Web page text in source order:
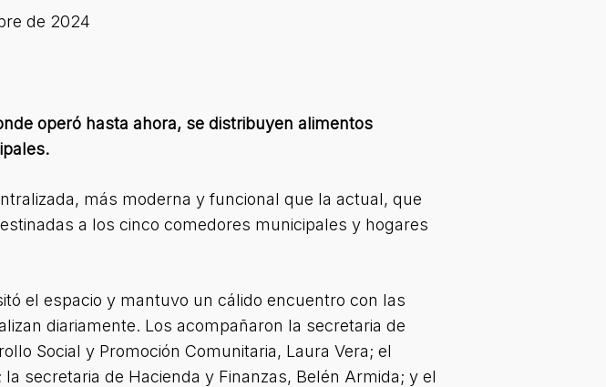
de 2024
operó hasta ahora, se distribuyen alimentos
más moderna y funcional que la actual, que
a los cinco comedores municipales y hogares
el espacio y mantuvo un cálido encuentro con las
diariamente. Los acompañaron la secretaria de
Social y Promoción Comunitaria, Laura Vera; el
secretaria de Hacienda y Finanzas, Belén Armida; y el